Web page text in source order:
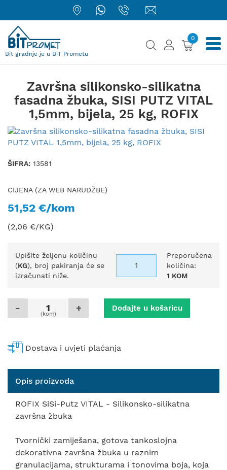
Bit gradnje je u BiT Prometu
0
Završna silikonsko-silikatna
fasadna žbuka, SISI PUTZ VITAL
1,5mm, bijela, 25 kg, ROFIX
ŠIFRA: 13581
CIJENA (ZA WEB NARUDŽBE)
51,52 €/kom
(2,06 €/KG)
Upišite željenu količinu
(KG), broj pakiranja će se
izračunati niže.
Preporučena
količina:
1 KOM
- +
(kom)
Dodajte u košaricu
Dostava i uvjeti plaćanja
Opis proizvoda
ROFIX SiSi-Putz VITAL - Silikonsko-silikatna
završna žbuka
Tvornički zamiješana, gotova tankoslojna
dekorativna završna žbuka u raznim
granulacijama, strukturama i tonovima boja, koja